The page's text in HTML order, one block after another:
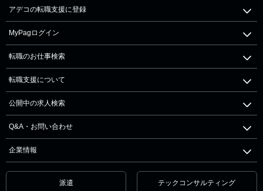
アデコの転職支援に登録
MyPagログイン
転職のお仕事検索
転職支援について
公開中の求人検索
Q&A・お問い合わせ
企業情報
派遣 テックコンサルティング